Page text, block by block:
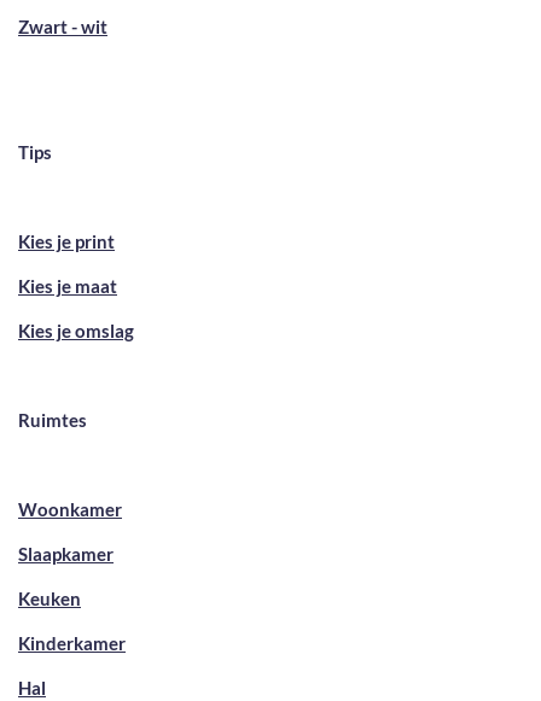
Zwart - wit
Tips
Kies je print
Kies je maat
Kies je omslag
Ruimtes
Woonkamer
Slaapkamer
Keuken
Kinderkamer
Hal